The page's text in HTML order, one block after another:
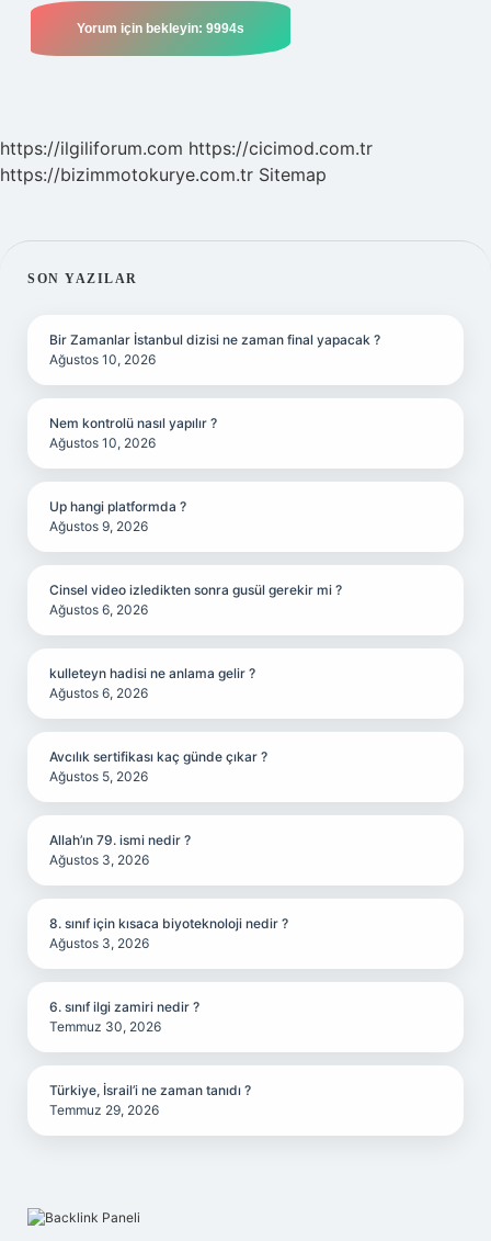
https://ilgiliforum.com https://cicimod.com.tr
https://bizimmotokurye.com.tr Sitemap
SIDEBAR
SON YAZILAR
Bir Zamanlar İstanbul dizisi ne zaman final yapacak ?
Ağustos 10, 2026
Nem kontrolü nasıl yapılır ?
Ağustos 10, 2026
Up hangi platformda ?
Ağustos 9, 2026
Cinsel video izledikten sonra gusül gerekir mi ?
Ağustos 6, 2026
kulleteyn hadisi ne anlama gelir ?
Ağustos 6, 2026
Avcılık sertifikası kaç günde çıkar ?
Ağustos 5, 2026
Allah’ın 79. ismi nedir ?
Ağustos 3, 2026
8. sınıf için kısaca biyoteknoloji nedir ?
Ağustos 3, 2026
6. sınıf ilgi zamiri nedir ?
Temmuz 30, 2026
Türkiye, İsrail’i ne zaman tanıdı ?
Temmuz 29, 2026